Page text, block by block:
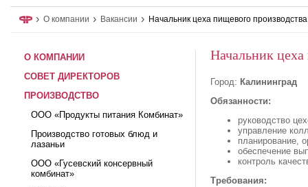
› О компании › Вакансии › Начальник цеха пищевого производства
О КОМПАНИИ
СОВЕТ ДИРЕКТОРОВ
ПРОИЗВОДСТВО
ООО «Продукты питания Комбинат»
Производство готовых блюд и
лазаньи
ООО «Гусевский консервный
комбинат»
Начальник цеха
Город: Калининград
Обязанности:
руководство
управление
планирование,
обеспечение
контроль
Требования: